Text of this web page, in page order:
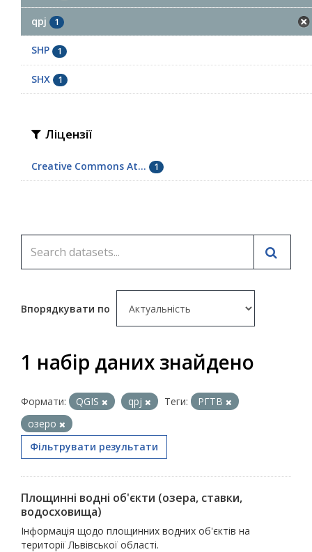
qpj 1
SHP 1
SHX 1
Ліцензії
Creative Commons At... 1
Впорядкувати по
1 набір даних знайдено
Формати: QGIS qpj Теги:
РГТВ
озеро
Фільтрувати результати
Площинні водні об'єкти (озера, ставки,
водосховища)
Інформація щодо площинних водних об'єктів на
території Львівської області.